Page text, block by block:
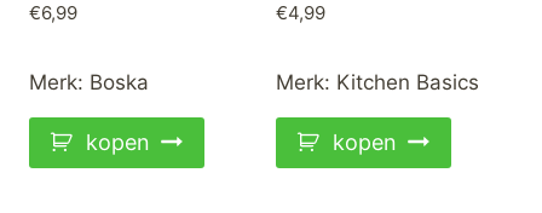
€6,99
Merk: Boska
kopen
€4,99
Merk: Kitchen Basics
kopen